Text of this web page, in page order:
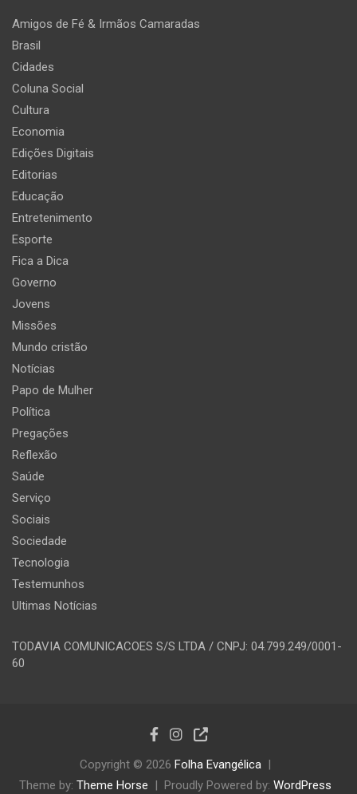
Amigos de Fé & Irmãos Camaradas
Brasil
Cidades
Coluna Social
Cultura
Economia
Edições Digitais
Editorias
Educação
Entretenimento
Esporte
Fica a Dica
Governo
Jovens
Missões
Mundo cristão
Notícias
Papo de Mulher
Política
Pregações
Reflexão
Saúde
Serviço
Sociais
Sociedade
Tecnologia
Testemunhos
Ultimas Notícias
TODAVIA COMUNICACOES S/S LTDA / CNPJ: 04.799.249/0001-
60
Copyright © 2026 Folha Evangélica
Theme by: Theme Horse Proudly Powered by: WordPress